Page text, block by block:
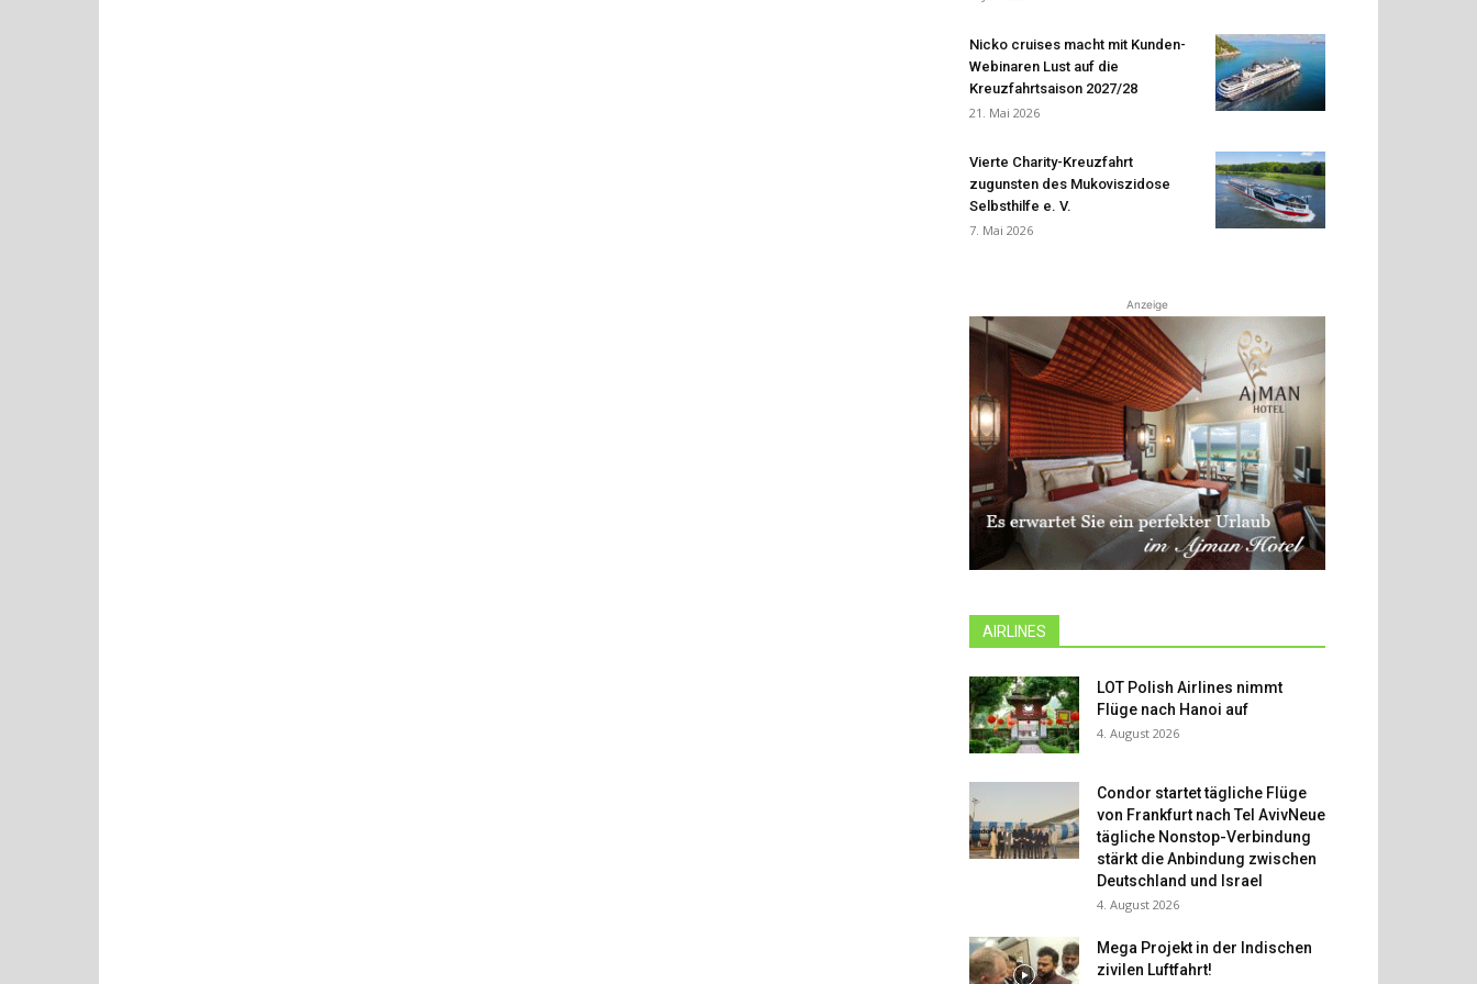
Nicko cruises macht mit Kunden-
Webinaren Lust auf die
Kreuzfahrtsaison 2027/28
21. Mai 2026
Vierte Charity-Kreuzfahrt
zugunsten des Mukoviszidose
Selbsthilfe e. V.
7. Mai 2026
Anzeige
AIRLINES
LOT Polish Airlines nimmt
Flüge nach Hanoi auf
4. August 2026
Condor startet tägliche Flüge
von Frankfurt nach Tel AvivNeue
tägliche Nonstop-Verbindung
stärkt die Anbindung zwischen
Deutschland und Israel
4. August 2026
Mega Projekt in der Indischen
zivilen Luftfahrt!